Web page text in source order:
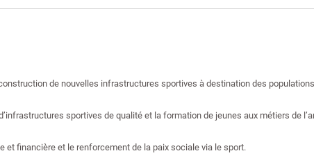
de nouvelles infrastructures sportives à destination des
sportives de qualité et la formation de jeunes aux métiers de
et financière et le renforcement de la paix sociale via le sport.